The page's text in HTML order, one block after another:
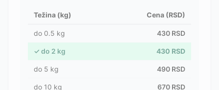
Težina (kg) Cena (RSD)
do 0.5 kg 430 RSD
✓ do 2 kg 430 RSD
do 5 kg 490 RSD
do 10 kg 670 RSD